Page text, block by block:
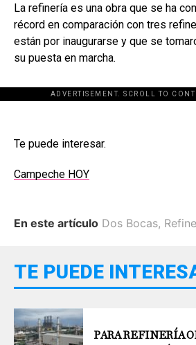
La refinería es una obra que se ha
récord en comparación con tres
están por inaugurarse y que se
su puesta en marcha.
ADVERTISEMENT. SCROLL TO
Te puede interesar.
Campeche HOY
En este artículo Dos Bocas,
TE PUEDE
PARA REFINERÍA